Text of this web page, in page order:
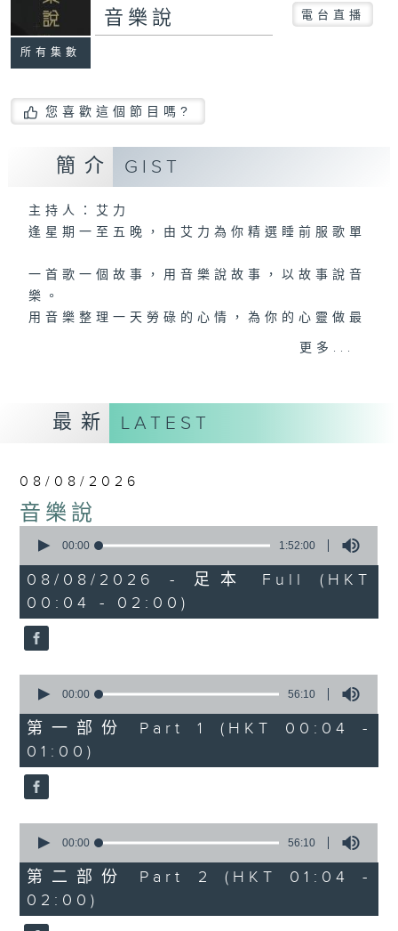
所有集數
音樂說 電台直播
您喜歡這個節目嗎?
簡介 GIST
主持人：艾力
逢星期一至五晚，由艾力為你精選睡前服歌單
一首歌一個故事，用音樂說故事，以故事說音
樂。
用音樂整理一天勞碌的心情，為你的心靈做最
更多...
最新 LATEST
08/08/2026
音樂說
seconds
1
hour,
52
minutes,
0
seconds
00:00 1:52:00
08/08/2026 - 足本 Full (HKT
00:04 - 02:00)
seconds
56
minutes,
10
seconds
00:00 56:10
第一部份 Part 1 (HKT 00:04 -
01:00)
seconds
56
minutes,
10
seconds
00:00 56:10
第二部份 Part 2 (HKT 01:04 -
02:00)